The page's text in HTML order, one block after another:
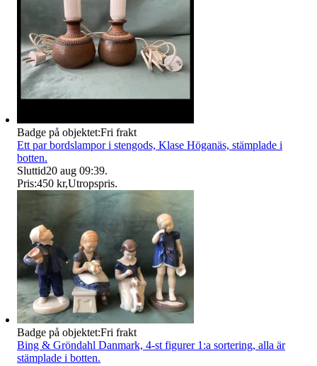
Badge på objektet:Fri frakt
Ett par bordslampor i stengods, Klase Höganäs, stämplade i
botten.
Sluttid20 aug 09:39.
Pris:450 kr,Utropspris.
Badge på objektet:Fri frakt
Bing & Gröndahl Danmark, 4-st figurer 1:a sortering, alla är
stämplade i botten.